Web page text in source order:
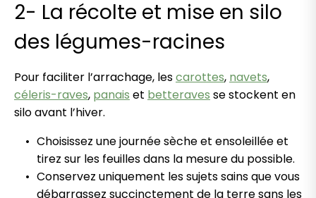
2- La récolte et mise en silo
des légumes-racines
Pour faciliter l’arrachage, lescarottes, navets,
céleris-raves, panais et betteraves se stockent en
silo avant l’hiver.
Choisissez une journée sèche et ensoleillée et
tirez sur les feuilles dans la mesure du possible.
Conservez uniquement les sujets sains que vous
débarrassez succinctement de la terre sans les